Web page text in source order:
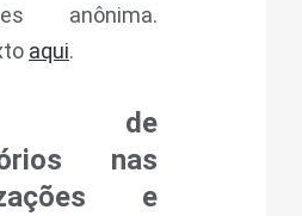
anônima.
aqui.
de
nas
e